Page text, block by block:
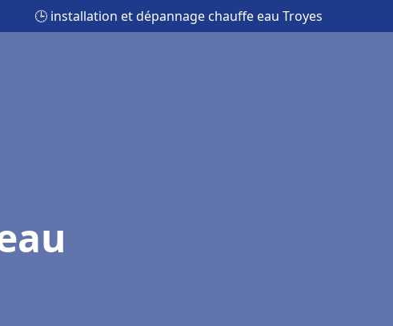
🕒 installation et dépannage chauffe eau Troyes